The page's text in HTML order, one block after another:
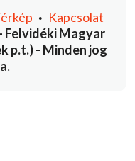
Felvidéki Magyar
p.t.) - Minden jog
• Kapcsolat